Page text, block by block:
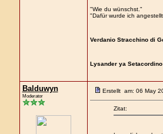
"Wie du wünschst."
"Dafür wurde ich
Verdanio Stracchino di
Lysander ya Setacordino
Balduwyn
Moderator
Erstellt am: 06 May
Zitat: